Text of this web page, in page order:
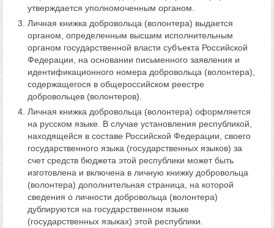
утверждается уполномоченным органом.
Личная книжка добровольца (волонтера) выдается
органом, определенным высшим исполнительным
органом государственной власти субъекта Российской
Федерации, на основании письменного заявления и
идентификационного номера добровольца (волонтера),
содержащегося в общероссийском реестре
добровольцев (волонтеров).
Личная книжка добровольца (волонтера) оформляется
на русском языке. В случае установления республикой,
находящейся в составе Российской Федерации, своего
государственного языка (государственных языков) за
счет средств бюджета этой республики может быть
изготовлена и включена в личную книжку добровольца
(волонтера) дополнительная страница, на которой
сведения о личности добровольца (волонтера)
дублируются на государственном языке
(государственных языках) этой республики.